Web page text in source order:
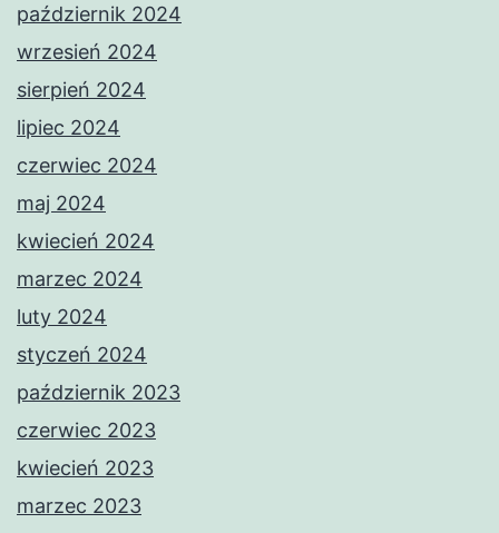
październik 2024
wrzesień 2024
sierpień 2024
lipiec 2024
czerwiec 2024
maj 2024
kwiecień 2024
marzec 2024
luty 2024
styczeń 2024
październik 2023
czerwiec 2023
kwiecień 2023
marzec 2023